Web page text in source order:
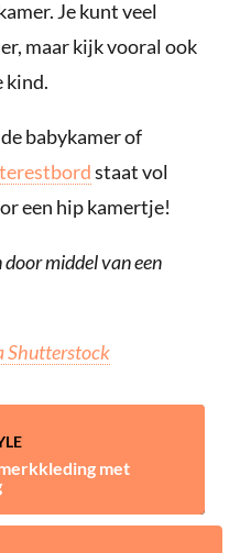
Je kunt veel
maar kijk vooral ook
kind.
babykamer of
staat vol
een hip kamertje!
middel van een
Shutterstock
met